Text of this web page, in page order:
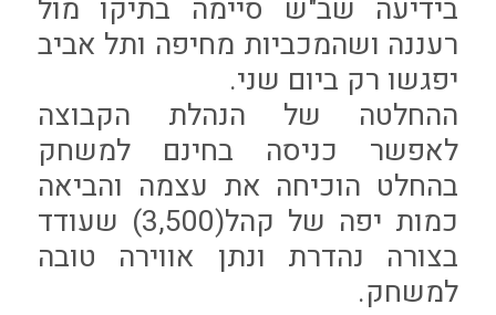
בידיעה שב"ש סיימה בתיקו מול
רעננה ושהמכביות מחיפה ותל אביב
יפגשו רק ביום שני.
ההחלטה של הנהלת הקבוצה
לאפשר כניסה בחינם למשחק
בהחלט הוכיחה את עצמה והביאה
כמות יפה של קהל(3,500) שעודד
בצורה נהדרת ונתן אווירה טובה
למשחק.